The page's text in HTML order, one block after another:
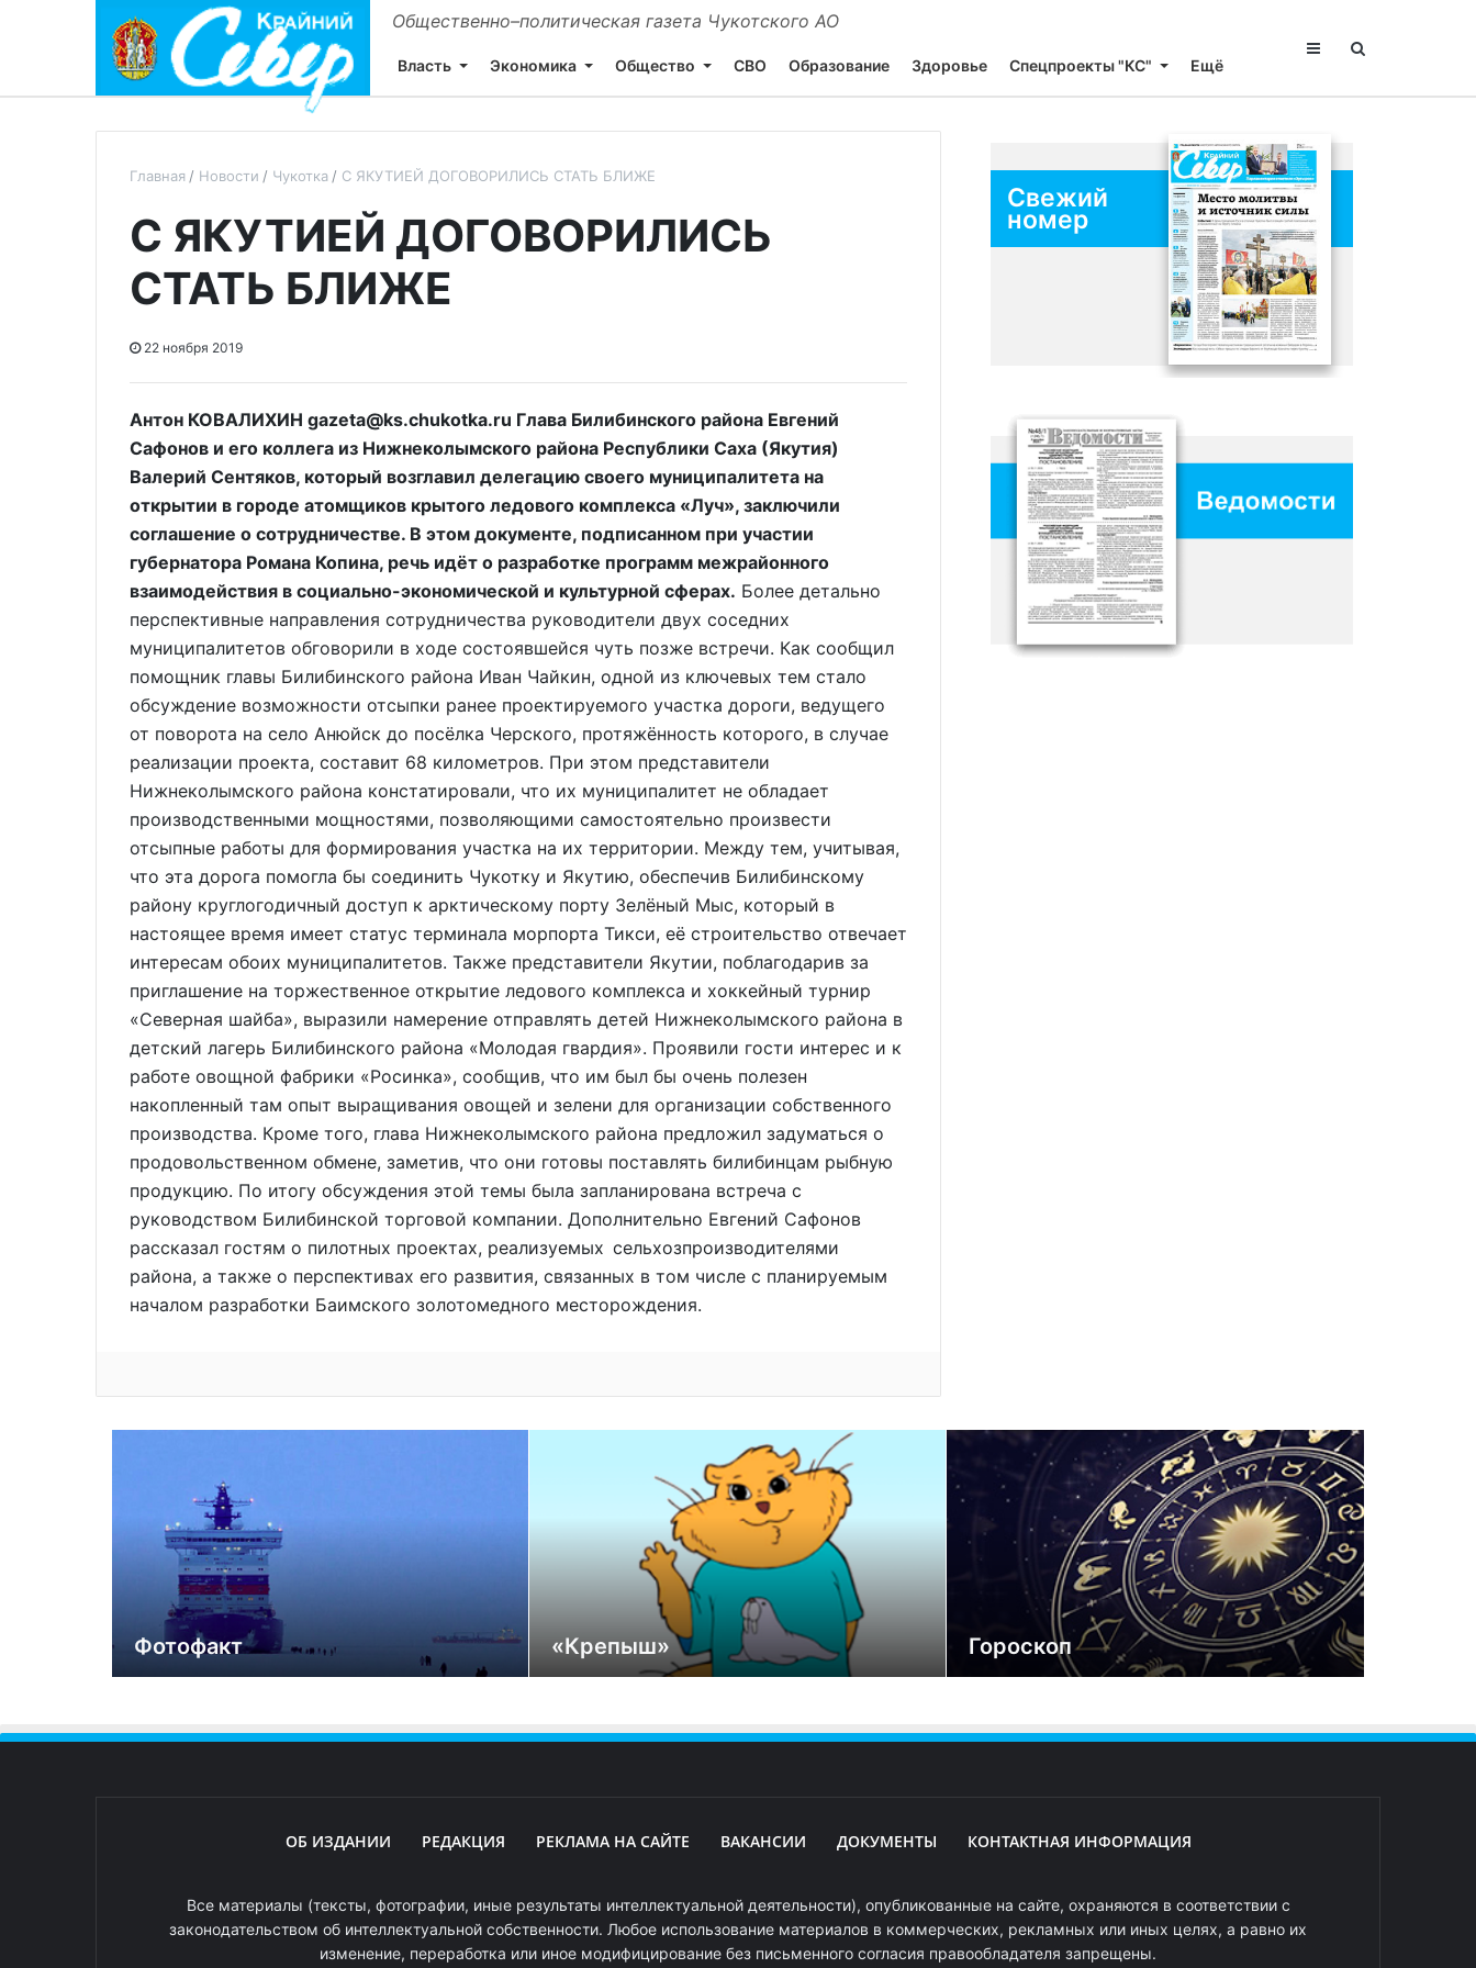
Общественно–политическая газета Чукотского АО
Власть Экономика Общество СВО Образование Здоровье Спецпроекты "КС" Ещё
Главная Новости Чукотка С ЯКУТИЕЙ ДОГОВОРИЛИСЬ СТАТЬ БЛИЖЕ
С ЯКУТИЕЙ ДОГОВОРИЛИСЬ
СТАТЬ БЛИЖЕ
22 ноября 2019
Антон КОВАЛИХИН gazeta@ks.chukotka.ru Глава Билибинского района Евгений
Сафонов и его коллега из Нижнеколымского района Республики Саха (Якутия)
Валерий Сентяков, который возглавил делегацию своего муниципалитета на
открытии в городе атомщиков крытого ледового комплекса «Луч», заключили
соглашение о сотрудничестве. В этом документе, подписанном при участии
губернатора Романа Копина, речь идёт о разработке программ межрайонного
взаимодействия в социально-экономической и культурной сферах. Более детально
перспективные направления сотрудничества руководители двух соседних
муниципалитетов обговорили в ходе состоявшейся чуть позже встречи. Как сообщил
помощник главы Билибинского района Иван Чайкин, одной из ключевых тем стало
обсуждение возможности отсыпки ранее проектируемого участка дороги, ведущего
от поворота на село Анюйск до посёлка Черского, протяжённость которого, в случае
реализации проекта, составит 68 километров. При этом представители
Нижнеколымского района констатировали, что их муниципалитет не обладает
производственными мощностями, позволяющими самостоятельно произвести
отсыпные работы для формирования участка на их территории. Между тем, учитывая,
что эта дорога помогла бы соединить Чукотку и Якутию, обеспечив Билибинскому
району круглогодичный доступ к арктическому порту Зелёный Мыс, который в
настоящее время имеет статус терминала морпорта Тикси, её строительство отвечает
интересам обоих муниципалитетов. Также представители Якутии, поблагодарив за
приглашение на торжественное открытие ледового комплекса и хоккейный турнир
«Северная шайба», выразили намерение отправлять детей Нижнеколымского района в
детский лагерь Билибинского района «Молодая гвардия». Проявили гости интерес и к
работе овощной фабрики «Росинка», сообщив, что им был бы очень полезен
накопленный там опыт выращивания овощей и зелени для организации собственного
производства. Кроме того, глава Нижнеколымского района предложил задуматься о
продовольственном обмене, заметив, что они готовы поставлять билибинцам рыбную
продукцию. По итогу обсуждения этой темы была запланирована встреча с
руководством Билибинской торговой компании. Дополнительно Евгений Сафонов
рассказал гостям о пилотных проектах, реализуемых сельхозпроизводителями
района, а также о перспективах его развития, связанных в том числе с планируемым
началом разработки Баимского золотомедного месторождения.
Свежий
номер
Фотофакт «Крепыш» Гороскоп
ОБ ИЗДАНИИ РЕДАКЦИЯ РЕКЛАМА НА САЙТЕ ВАКАНСИИ ДОКУМЕНТЫ КОНТАКТНАЯ ИНФОРМАЦИЯ
Все материалы (тексты, фотографии, иные результаты интеллектуальной деятельности), опубликованные на сайте, охраняются в соответствии с
законодательством об интеллектуальной собственности. Любое использование материалов в коммерческих, рекламных или иных целях, а равно их
изменение, переработка или иное модифицирование без письменного согласия правообладателя запрещены.